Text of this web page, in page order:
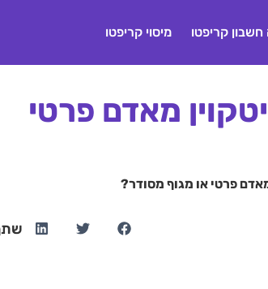
חשבון קריפטו מיסוי קריפטו
מאדם פרטי
פרטי או מגוף מסודר?